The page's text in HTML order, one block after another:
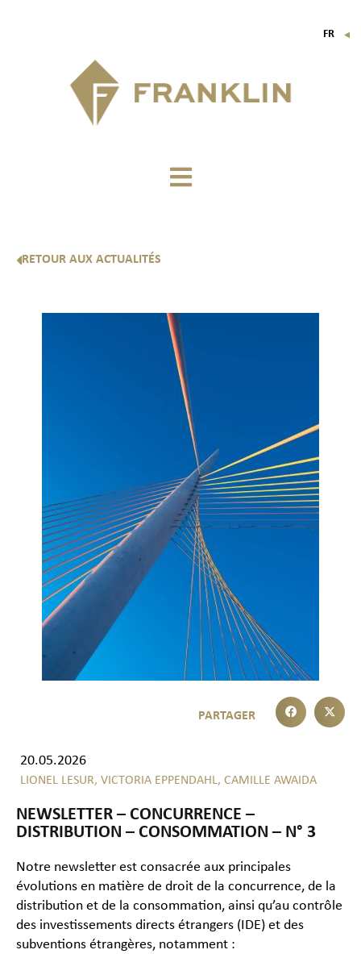
FR ▼
RETOUR AUX ACTUALITÉS
20.05.2026
LIONEL LESUR, VICTORIA EPPENDAHL, CAMILLE AWAIDA
NEWSLETTER – CONCURRENCE –
DISTRIBUTION – CONSOMMATION – N° 3
Notre newsletter est consacrée aux principales
évolutions en matière de droit de la concurrence, de la
distribution et de la consommation, ainsi qu’au contrôle
des investissements directs étrangers (IDE) et des
subventions étrangères, notamment :